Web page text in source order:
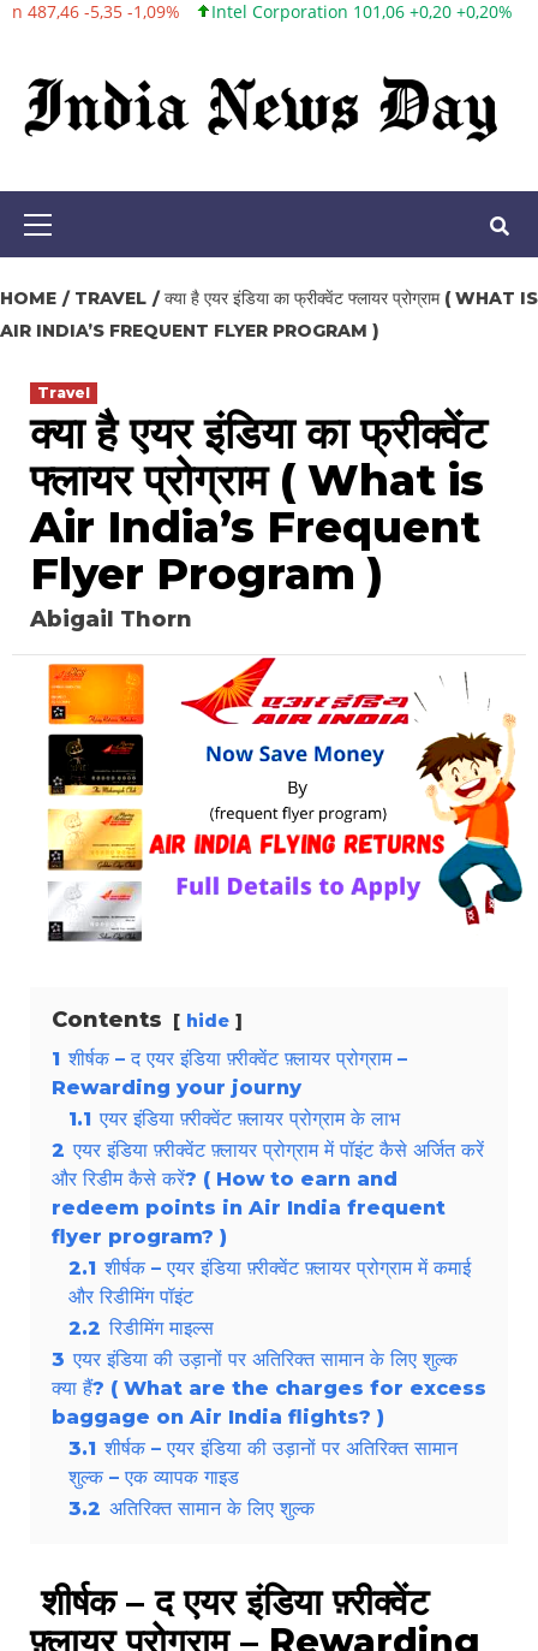
Skip
content
Corporation 101,06 +0,20 +0,20% Twitter, Inc. 53,70 0,00 0,00%
Primary
HOME TRAVEL
क्या है एयर इंडिया का फ्रीक्वेंट फ्लायर प्रोग्राम ( WHAT IS
AIR INDIA’S FREQUENT FLYER PROGRAM )
Travel
क्या है एयर इंडिया का फ्रीक्वेंट
फ्लायर प्रोग्राम ( What is
Air India’s Frequent
Flyer Program )
Abigail Thorn
Contents hide
1 शीर्षक – द एयर इंडिया फ़्रीक्वेंट फ़्लायर प्रोग्राम –
Rewarding your journy
1.1 एयर इंडिया फ़्रीक्वेंट फ़्लायर प्रोग्राम के लाभ
2 एयर इंडिया फ़्रीक्वेंट फ़्लायर प्रोग्राम में पॉइंट कैसे अर्जित करें
और रिडीम कैसे करें? ( How to earn and
redeem points in Air India frequent
flyer program? )
2.1 शीर्षक – एयर इंडिया फ़्रीक्वेंट फ़्लायर प्रोग्राम में कमाई
और रिडीमिंग पॉइंट
2.2 रिडीमिंग माइल्स
3 एयर इंडिया की उड़ानों पर अतिरिक्त सामान के लिए शुल्क
क्या हैं? ( What are the charges for excess
baggage on Air India flights? )
3.1 शीर्षक – एयर इंडिया की उड़ानों पर अतिरिक्त सामान
शुल्क – एक व्यापक गाइड
3.2 अतिरिक्त सामान के लिए शुल्क
शीर्षक – द एयर इंडिया फ़्रीक्वेंट
फ़्लायर प्रोग्राम – Rewarding